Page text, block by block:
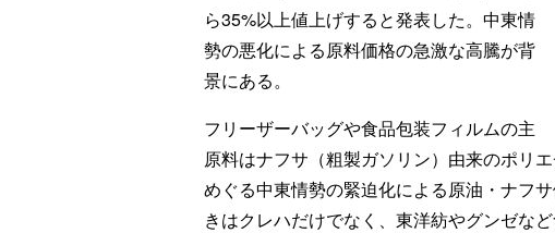
ら35%以上値上げすると発表した。中東情
勢の悪化による原料価格の急激な高騰が背
景にある。
フリーザーバッグや食品包装フィルムの主
原料はナフサ（粗製ガソリン）由来のポリ
めぐる中東情勢の緊迫化による原油・ナフ
きはクレハだけでなく、東洋紡やグンゼな